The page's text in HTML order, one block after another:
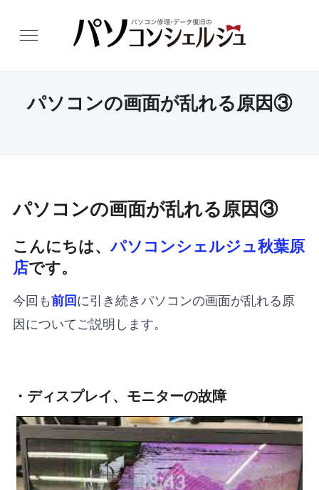
パソコンの画面が乱れる原因③
パソコンの画面が乱れる原因③
こんにちは、パソコンシェルジュ秋葉原
店です。
今回も前回に引き続きパソコンの画面が乱れる原
因についてご説明します。
・ディスプレイ、モニターの故障